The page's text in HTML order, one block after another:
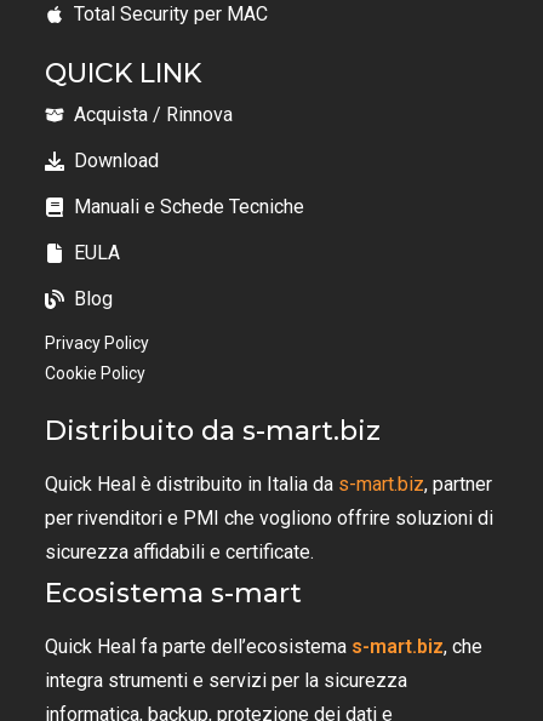
Total Security per MAC
QUICK LINK
Acquista / Rinnova
Download
Manuali e Schede Tecniche
EULA
Blog
Privacy Policy
Cookie Policy
Distribuito da s-mart.biz
Quick Heal è distribuito in Italia da s-mart.biz, partner
per rivenditori e PMI che vogliono offrire soluzioni di
sicurezza affidabili e certificate.
Ecosistema s-mart
Quick Heal fa parte dell’ecosistema s-mart.biz, che
integra strumenti e servizi per la sicurezza
informatica, backup, protezione dei dati e